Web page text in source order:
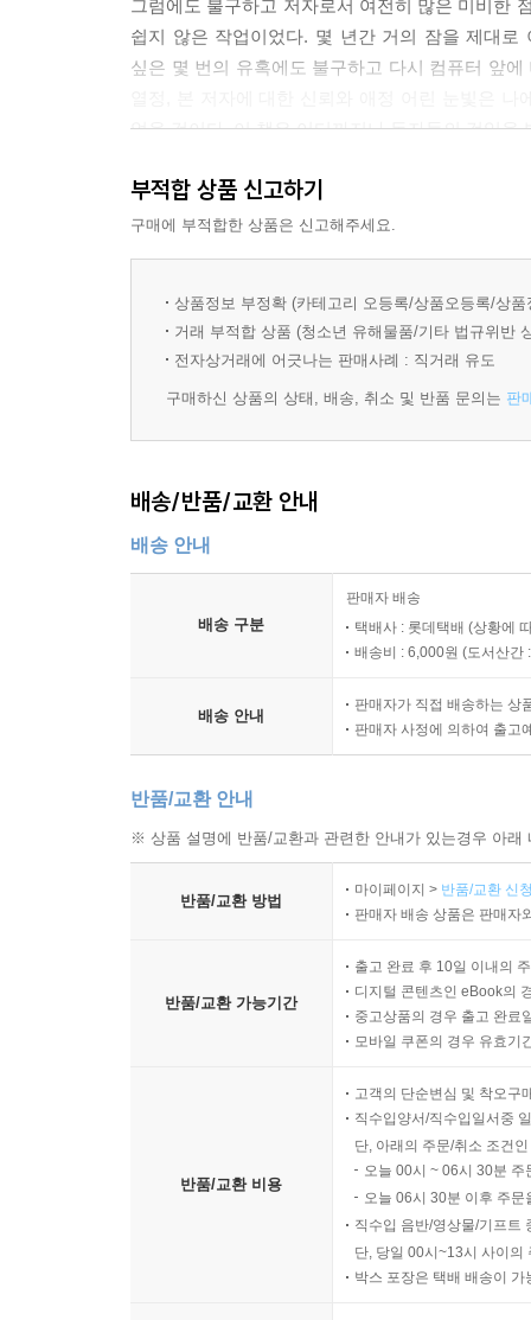
CHAPTER 24. 후생경제학
Part 08. 공공경제학과 정보경제학
CHAPTER 26. 공공선택이론
CHAPTER 28. 행동경제학
** 색인
CHAPTER 01. 거시경제학의 세계
CHAPTER 02. 국민소득의 측정
Part 02. 국민소득결정이론
CHAPTER 03. 고전학파의 국민소득결정이론
CHAPTER 05. 케인즈(J. M. Keynes)의 승수이론
Part 03. 소비함수와 투자함수
CHAPTER 07. 투자함수이론
CHAPTER 08. 화폐와 금융
CHAPTER 09. 화폐공급이론
CHAPTER 11. 화폐시장의 균형과 금융정책
Part 05. 총수요－총공급이론
CHAPTER 12. IS－LM모형
CHAPTER 13. 재정정책과 금융정책
CHAPTER 16. 인플레이션
Part 07. 거시경제학의 학파별 이론
그럼에도 불구하고 저자로서 여전히 많은 미비한
쉽지 않은 작업이었다. 몇 년간 거의 잠을 제대
싶은 몇 번의 유혹에도 불구하고 다시 컴퓨터 앞
없을 것이다. 이 책은 어디까지나 독자들의 것임을
처음 책을 집필하고자 했을 때의 커다란 희망과
없다. 사소한 오류도 용서하지 못하는 꼼꼼한
이 책은 미시경제학과 거시경제학·국제경제학
그리고 이 책은 공무원, 공인회계사, 감정평가
이 책은 여러 가지 부족함에도 불구하고 나름대로
1. 대부분의 경제학 전공서적들은 문장이 어렵
노력을 기울였다.
2. 시험에 자주 출제된 부분이나 이론적으로 중
3. 경제이론에 필요한 수식이나 핵심내용은 박스
있다. 따라서 독자들은 경제학공부를 할 때 개별
개별이론들이 다른 이론들과 어떻게 연결되어 있
있도록 하였다.
수록하였다. 더 많은 기출문제들을 본서의 본
그때그때마다 개정을 하는 것이 어렵기 때문에
집필한 ‘통합 객관식 경제학’을 참조하면 될 것이다.
6. 경제이론의 설명 중 본문에서는 불필요하지만
7. 경제학의 초학자들에게는 어려운 내용이지만
‘심화분석’에서 별도로 처리하였으므로 이 책을
8. 각 장의 전체적인 줄거리 및 이론들 간의 비
부록으로 수록하였다. 이는 적은 시간투입으로도
부적합 상품 신고하기
구매에 부적합한 상품은 신고해주세요.
상품정보 부정확 (카테고리 오등록/상품오등록/상
거래 부적합 상품 (청소년 유해물품/기타 법규위반
전자상거래에 어긋나는 판매사례 : 직거래 유도
구매하신 상품의 상태, 배송, 취소 및 반품 문의는 판
배송/반품/교환 안내
배송 안내
배송 구분
판매자 배송
택배사 : 롯데택배 (상황에
배송비 : 6,000원 (도서산간
배송 안내
판매자가 직접 배송하는 상
판매자 사정에 의하여 출고
반품/교환 안내
※ 상품 설명에 반품/교환과 관련한 안내가 있는경우 아
반품/교환 방법
마이페이지 > 반품/교환 신
판매자 배송 상품은 판매자
반품/교환 가능기간
출고 완료 후 10일 이내의
디지털 콘텐츠인 eBook의
중고상품의 경우 출고 완료
모바일 쿠폰의 경우 유효기
반품/교환 비용
고객의 단순변심 및 착오구
직수입양서/직수입일서중
단, 아래의 주문/취소 조건
오늘 00시 ~ 06시 30분
오늘 06시 30분 이후 주
직수입 음반/영상물/기프트
단, 당일 00시~13시 사이의
박스 포장은 택배 배송이